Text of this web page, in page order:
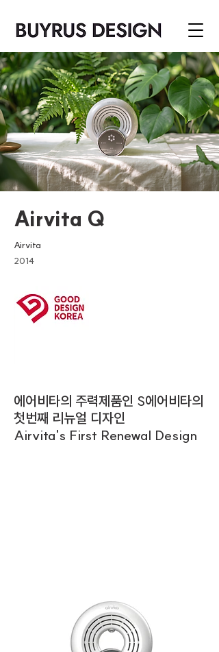
Airvita Q
Airvita
2014
에어비타의 주력제품인 S에어비타의
첫번째 리뉴얼 디자인
Airvita's First Renewal Design